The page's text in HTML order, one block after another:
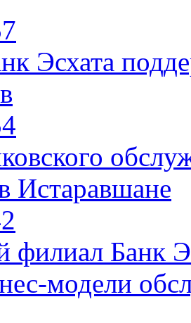
Эсхата
Истаравшане
филиал Банк
модели